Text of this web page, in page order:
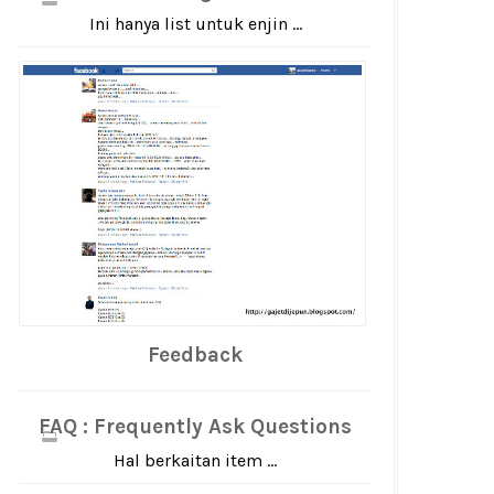
Ini hanya list untuk enjin ...
Feedback
FAQ : Frequently Ask Questions
Hal berkaitan item ...